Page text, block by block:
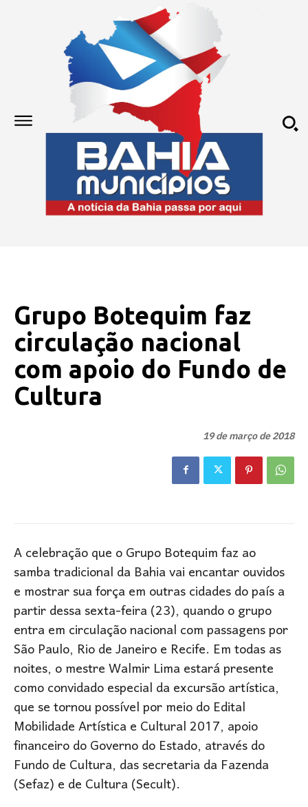
Grupo Botequim faz
circulação nacional
com apoio do Fundo de
Cultura
19 de março de 2018
A celebração que o Grupo Botequim faz ao
samba tradicional da Bahia vai encantar ouvidos
e mostrar sua força em outras cidades do país a
partir dessa sexta-feira (23), quando o grupo
entra em circulação nacional com passagens por
São Paulo, Rio de Janeiro e Recife. Em todas as
noites, o mestre Walmir Lima estará presente
como convidado especial da excursão artística,
que se tornou possível por meio do Edital
Mobilidade Artística e Cultural 2017, apoio
financeiro do Governo do Estado, através do
Fundo de Cultura, das secretaria da Fazenda
(Sefaz) e de Cultura (Secult).